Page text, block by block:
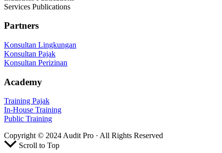
Services Publications
Partners
Konsultan Lingkungan
Konsultan Pajak
Konsultan Perizinan
Academy
Training Pajak
In-House Training
Public Training
Copyright © 2024 Audit Pro · All Rights Reserved
Scroll to Top